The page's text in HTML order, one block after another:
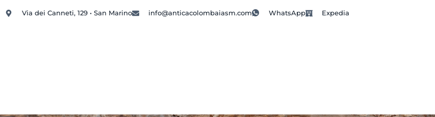
Via dei Canneti, 129 • San Marino info@anticacolombaiasm.com WhatsApp Expedia